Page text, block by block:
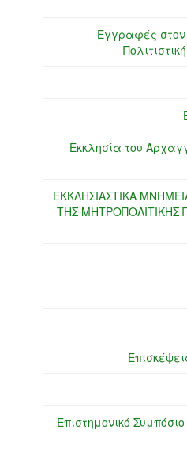
Εγγραφές στον
Εκκλησία του
ΕΚΚΛΗΣΙΑΣΤΙΚΑ
ΤΗΣ ΜΗΤΡΟΠΟΛΙΤΙΚΗΣ
Επιστημονικό